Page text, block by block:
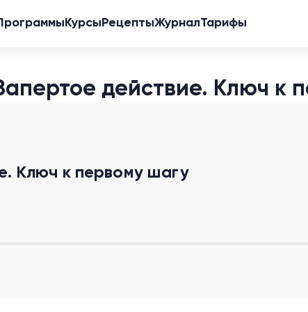
Курсы РецептыЖурналТарифы
действие. Ключ к
Ключ к первому шагу